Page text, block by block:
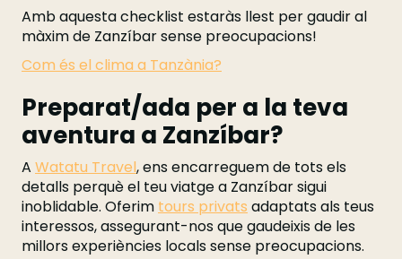
Amb aquesta checklist estaràs llest per gaudir al
màxim de Zanzíbar sense preocupacions!
Com és el clima a Tanzània?
Preparat/ada per a la teva
aventura a Zanzíbar?
A Watatu Travel, ens encarreguem de tots els
detalls perquè el teu viatge a Zanzíbar sigui
inoblidable. Oferim tours privats adaptats als teus
interessos, assegurant-nos que gaudeixis de les
millors experiències locals sense preocupacions.